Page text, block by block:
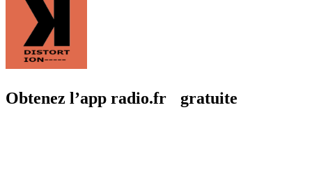
Obtenez l’app radio.fr gratuite